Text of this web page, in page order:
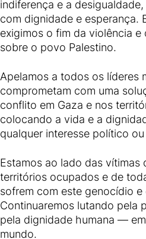
indiferença e a
com dignidade e esperança.
exigimos o fim da violência
sobre o povo Palestino.
Apelamos a todos os líderes
comprometam com uma
conflito em Gaza e nos
colocando a vida e a
qualquer interesse político
Estamos ao lado das vítimas
territórios ocupados e de
sofrem com este genocídio e
Continuaremos lutando pela
pela dignidade humana —
mundo.